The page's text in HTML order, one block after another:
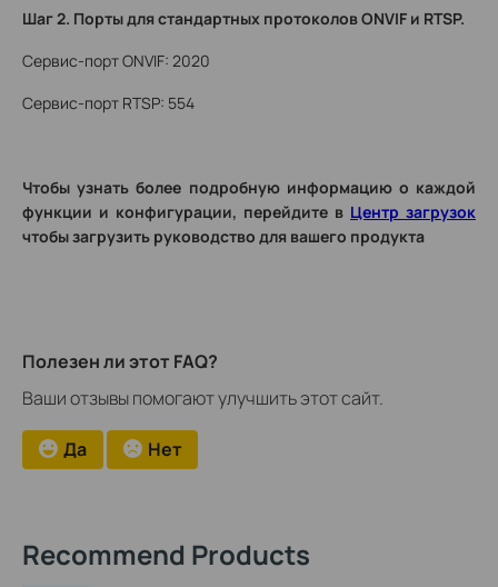
Шаг 2. Порты для стандартных протоколов ONVIF и RTSP.
Сервис-порт ONVIF: 2020
Сервис-порт RTSP: 554
Чтобы узнать более подробную информацию о каждой
функции и конфигурации, перейдите в Центр загрузок
чтобы загрузить руководство для вашего продукта
Полезен ли этот FAQ?
Ваши отзывы помогают улучшить этот сайт.
Да Нет
Recommend Products